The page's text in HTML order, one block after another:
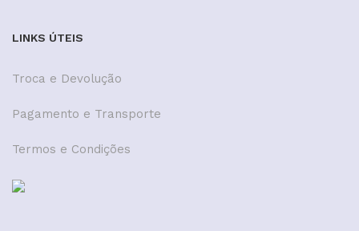
LINKS ÚTEIS
Troca e Devolução
Pagamento e Transporte
Termos e Condições